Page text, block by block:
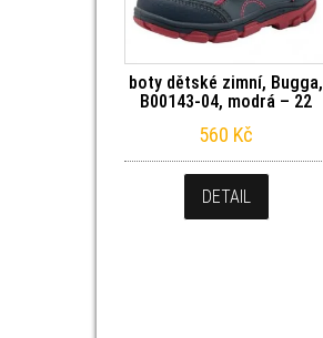
boty dětské zimní, Bugga,
B00143-04, modrá – 22
560 Kč
DETAIL